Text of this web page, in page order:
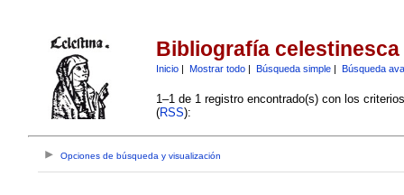
Bibliografía celestinesca
Inicio| Mostrar todo| Búsqueda simple| Búsqueda
1–1 de 1 registro encontrado(s) con los
(RSS):
Opciones de búsqueda y visualización